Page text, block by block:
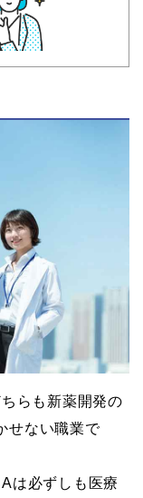
らも新薬開発の
せない職業で
は必ずしも医療